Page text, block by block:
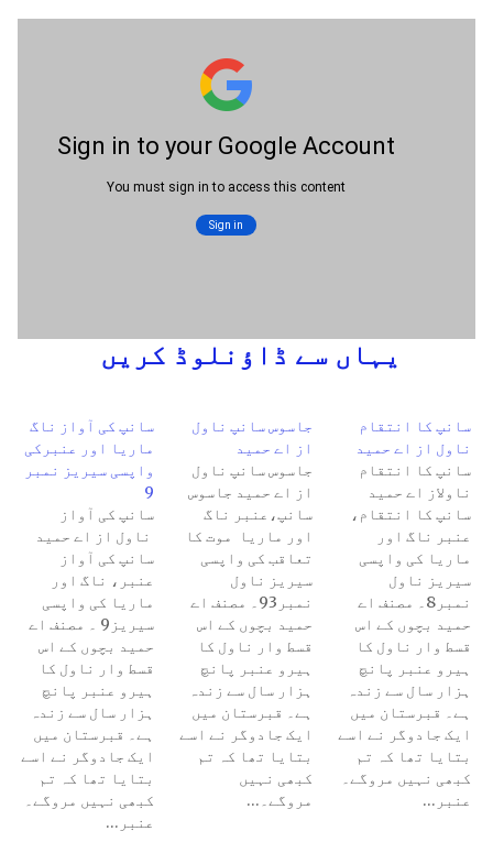
یہاں سے ڈاؤنلوڈ کریں
سانپ کی آواز ناگ
ماریا اور عنبرکی
واپسی سیریز نمبر
9
سانپ کی آواز
ناول از اے حمید
سانپ کی آواز
عنبر، ناگ اور
ماریا کی واپسی
سیریز9 ۔ مصنف اے
حمید بچوں کے اس
قسط وار ناول کا
ہیرو عنبر پانچ
ہزار سال سے زندہ
ہے۔ قبرستان میں
ایک جادوگر نے اسے
بتایا تھا کہ تم
کبھی نہیں مروگے۔
عنبر…
جاسوس سانپ ناول
از اے حمید
جاسوس سانپ ناول
از اے حمید جاسوس
سانپ،عنبر ناگ
اور ماریا موت کا
تعاقب کی واپسی
سیریز ناول
نمبر93۔ مصنف اے
حمید بچوں کے اس
قسط وار ناول کا
ہیرو عنبر پانچ
ہزار سال سے زندہ
ہے۔ قبرستان میں
ایک جادوگر نے اسے
بتایا تھا کہ تم
کبھی نہیں
مروگے۔…
سانپ کا انتقام
ناول از اے حمید
سانپ کا انتقام
ناولاز اے حمید
سانپ کا انتقام،
عنبر ناگ اور
ماریا کی واپسی
سیریز ناول
نمبر8۔ مصنف اے
حمید بچوں کے اس
قسط وار ناول کا
ہیرو عنبر پانچ
ہزار سال سے زندہ
ہے۔ قبرستان میں
ایک جادوگر نے اسے
بتایا تھا کہ تم
کبھی نہیں مروگے۔
عنبر…